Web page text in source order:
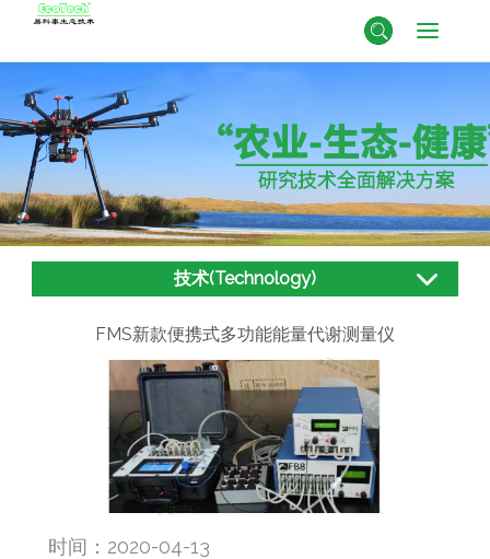
技术(Technology)
FMS新款便携式多功能能量代谢测量仪
时间：2020-04-13